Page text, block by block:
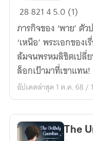
พระเอก
ครับ!
กรุณา
กลับ
ไป
รัก
นาย
ด้วย
2882145.0 (1)
ภารกิจของ ‘พาย’ ตั
‘เหนือ’ พระเอกขอ
ล้มจนพรหมลิขิตเปลี่
ล็อกเป้ามาที่เขาแทน!
อัปเดตล่าสุด 1 ต.ค. 68 /
The